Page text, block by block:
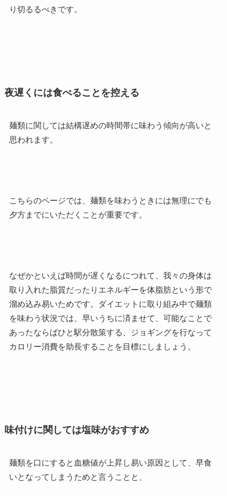
り切るるべきです。
夜遅くには食べることを控える
麺類に関しては結構遅めの時間帯に味わう傾向が高いと
思われます。
こちらのページでは、麺類を味わうときには無理にでも
夕方までにいただくことが重要です。
なぜかといえば時間が遅くなるにつれて、我々の身体は
取り入れた脂質だったりエネルギーを体脂肪という形で
溜め込み易いためです。ダイエットに取り組み中で麺類
を味わう状況では、早いうちに済ませて、可能なことで
あったならばひと駅分散策する、ジョギングを行なって
カロリー消費を助長することを目標にしましょう。
味付けに関しては塩味がおすすめ
麺類を口にすると血糖値が上昇し易い原因として、早食
いとなってしまうためと言うことと、